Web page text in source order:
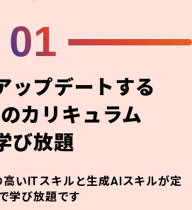
01
ップデートする
カリキュラム
び放題
いITスキルと生成AIスキルが定
学び放題です